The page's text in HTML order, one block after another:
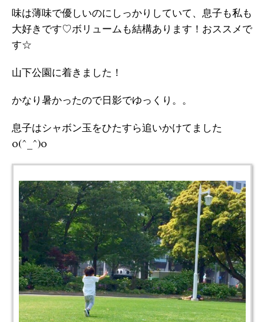
味は薄味で優しいのにしっかりしていて、息子も私も
大好きです♡ボリュームも結構あります！おススメで
す☆
山下公園に着きました！
かなり暑かったので日影でゆっくり。。
息子はシャボン玉をひたすら追いかけてました
o(^_^)o